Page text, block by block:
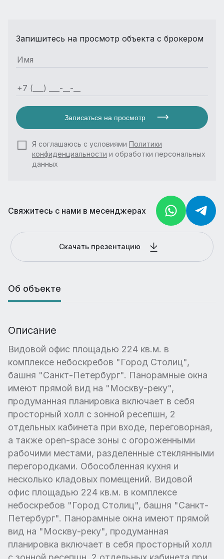
Запишитесь на просмотр объекта с брокером
Записаться на просмотр
Я соглашаюсь с условиями Политики
конфиденциальности и обработки персональных
данных
Свяжитесь с нами в месенджерах
Скачать презентацию
Об объекте
Описание
Видовой офис площадью 224 кв.м. в
комплексе небоскребов "Город Столиц",
башня "Санкт-Петербург". Панорамные окна
имеют прямой вид на "Москву-реку",
продуманная планировка включает в себя
просторный холл с зонной ресепшн, 2
отдельных кабинета при входе, переговорная,
а также open-space зоны с огороженными
рабочими местами, разделенные стеклянными
перегородками. Обособленная кухня и
несколько кладовых помещений. Видовой
офис площадью 224 кв.м. в комплексе
небоскребов "Город Столиц", башня "Санкт-
Петербург". Панорамные окна имеют прямой
вид на "Москву-реку", продуманная
планировка включает в себя просторный холл